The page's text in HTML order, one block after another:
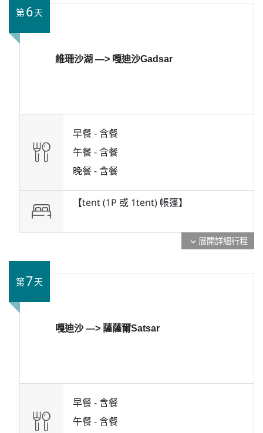
第6天
維珊沙湖 —> 嘎迪沙Gadsar
早餐 -含餐
午餐 -含餐
晚餐 -含餐
【tent (1P 或 1tent) 帳篷】
expand_more 展開詳細行程
第7天
嘎迪沙 —> 薩薩爾Satsar
早餐 -含餐
午餐 -含餐